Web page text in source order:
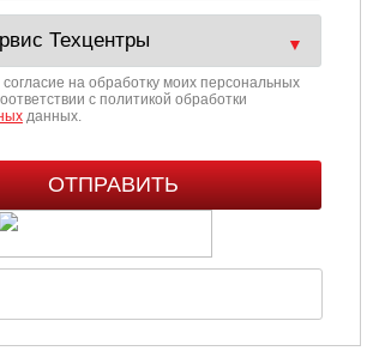
на обработку моих персональных
с политикой обработки
данных.